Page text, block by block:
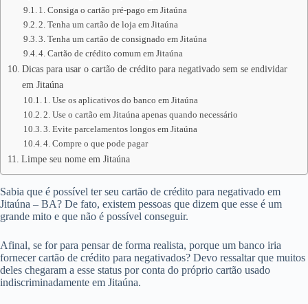
1. Consiga o cartão pré-pago em Jitaúna
2. Tenha um cartão de loja em Jitaúna
3. Tenha um cartão de consignado em Jitaúna
4. Cartão de crédito comum em Jitaúna
Dicas para usar o cartão de crédito para negativado sem se endividar
em Jitaúna
1. Use os aplicativos do banco em Jitaúna
2. Use o cartão em Jitaúna apenas quando necessário
3. Evite parcelamentos longos em Jitaúna
4. Compre o que pode pagar
Limpe seu nome em Jitaúna
Sabia que é possível ter seu cartão de crédito para negativado em
Jitaúna – BA? De fato, existem pessoas que dizem que esse é um
grande mito e que não é possível conseguir.
Afinal, se for para pensar de forma realista, porque um banco iria
fornecer cartão de crédito para negativados? Devo ressaltar que muitos
deles chegaram a esse status por conta do próprio cartão usado
indiscriminadamente em Jitaúna.